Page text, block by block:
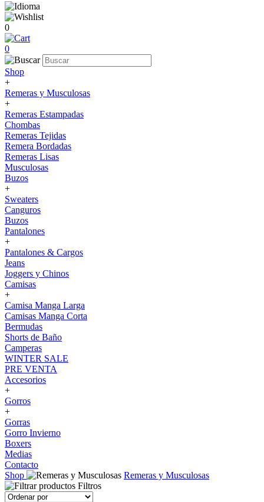
0
0
Shop
+
Remeras y Musculosas
+
Remeras Estampadas
Chombas
Remeras Tejidas
Remera Bordadas
Remeras Lisas
Musculosas
Buzos
+
Sweaters
Canguros
Buzos
Pantalones
+
Pantalones & Cargos
Jeans
Joggers y Chinos
Camisas
+
Camisa Manga Larga
Camisas Manga Corta
Bermudas
Shorts de Baño
Camperas
WINTER SALE
PRE VENTA
Accesorios
+
Gorros
+
Gorras
Gorro Invierno
Boxers
Medias
Contacto
Shop
Remeras y Musculosas
Filtros